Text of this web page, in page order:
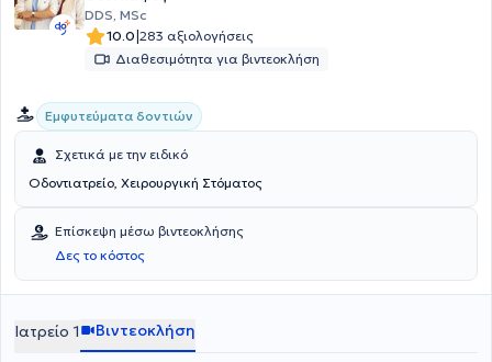
DDS, MSc
10.0|283 αξιολογήσεις
Διαθεσιμότητα για βιντεοκλήση
Εμφυτεύματα δοντιών
Σχετικά με την ειδικό
Οδοντιατρείο, Χειρουργική Στόματος
Επίσκεψη μέσω βιντεοκλήσης
Δες το κόστος
Ιατρείο 1 Βιντεοκλήση